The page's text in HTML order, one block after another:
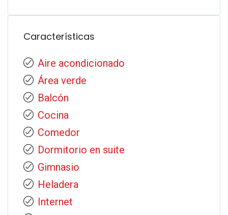
Características
Aire acondicionado
Área verde
Balcón
Cocina
Comedor
Dormitorio en suite
Gimnasio
Heladera
Internet